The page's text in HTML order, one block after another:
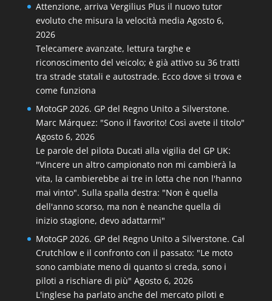
Attenzione, arriva Vergilius Plus il nuovo tutor
evoluto che misura la velocità media Agosto 6,
2026
Telecamere avanzate, lettura targhe e
riconoscimento del veicolo; è già attivo su 36 tratti
tra strade statali e autostrade. Ecco dove si trova e
come funziona
MotoGP 2026. GP del Regno Unito a Silverstone.
Marc Márquez: "Sono il favorito! Così avete il titolo"
Agosto 6, 2026
Le parole del pilota Ducati alla vigilia del GP UK:
"Vincere un altro campionato non mi cambierà la
vita, la cambierebbe ai tre in lotta che non l'hanno
mai vinto". Sulla spalla destra: "Non è quella
dell'anno scorso, ma non è neanche quella di
inizio stagione, devo adattarmi"
MotoGP 2026. GP del Regno Unito a Silverstone. Cal
Crutchlow e il confronto con il passato: "Le moto
sono cambiate meno di quanto si creda, sono i
piloti a rischiare di più" Agosto 6, 2026
L'inglese ha parlato anche del mercato piloti e